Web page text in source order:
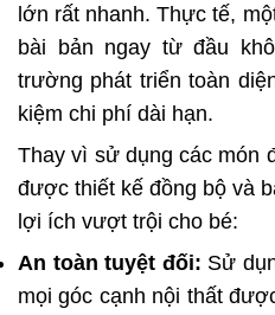
lớn rất nhanh. Thực tế,
bài bản ngay từ đầu
trường phát triển toàn
kiệm chi phí dài hạn.
Thay vì sử dụng các món
được thiết kế đồng bộ và
lợi ích vượt trội cho bé:
An toàn tuyệt đối: Sử
mọi góc cạnh nội thất